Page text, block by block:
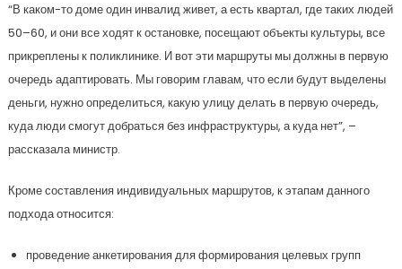
“В каком-то доме один инвалид живет, а есть квартал, где таких людей
50–60, и они все ходят к остановке, посещают объекты культуры, все
прикреплены к поликлинике. И вот эти маршруты мы должны в первую
очередь адаптировать. Мы говорим главам, что если будут выделены
деньги, нужно определиться, какую улицу делать в первую очередь,
куда люди смогут добраться без инфраструктуры, а куда нет”, –
рассказала министр.
Кроме составления индивидуальных маршрутов, к этапам данного
подхода относится:
проведение анкетирования для формирования целевых групп